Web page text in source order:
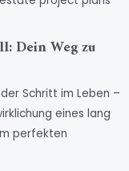
Dein Weg zu
Schritt im Leben –
eines lang
perfekten